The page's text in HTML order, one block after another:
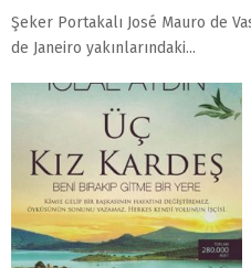
Şeker Portakalı José Mauro de
de Janeiro yakınlarındaki...